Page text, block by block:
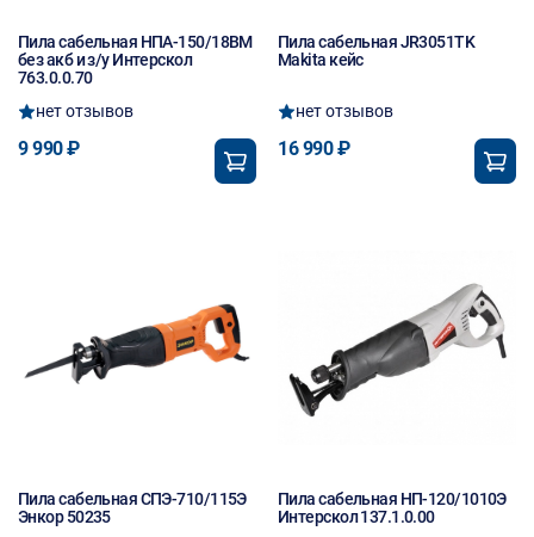
Пила сабельная НПА-150/18ВМ
без акб и з/у Интерскол
763.0.0.70
нет отзывов
9 990 ₽
Пила сабельная JR3051TK
Makita кейс
нет отзывов
16 990 ₽
Пила сабельная СПЭ-710/115Э
Энкор 50235
Пила сабельная НП-120/1010Э
Интерскол 137.1.0.00